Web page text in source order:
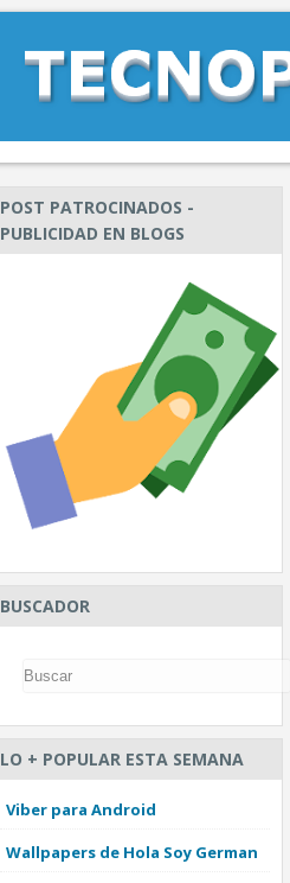
POST PATROCINADOS -
PUBLICIDAD EN BLOGS
BUSCADOR
LO + POPULAR ESTA SEMANA
Viber para Android
Wallpapers de Hola Soy German